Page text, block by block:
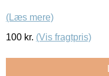
(Læs mere)
100 kr. (Vis fragtpris)